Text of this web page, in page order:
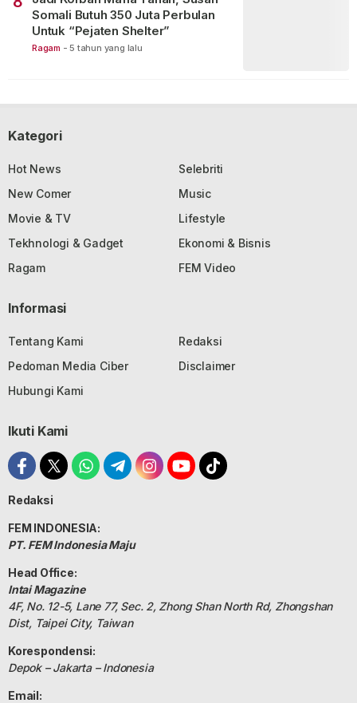
Somali Butuh 350 Juta Perbulan
Untuk “Pejaten Shelter”
Ragam - 5 tahun yang lalu
Kategori
Hot News
Selebriti
New Comer
Music
Movie & TV
Lifestyle
Tekhnologi & Gadget
Ekonomi & Bisnis
Ragam
FEM Video
Informasi
Tentang Kami
Redaksi
Pedoman Media Ciber
Disclaimer
Hubungi Kami
Ikuti Kami
Redaksi
FEM INDONESIA:
PT. FEM Indonesia Maju
Head Office:
Intai Magazine
4F, No. 12-5, Lane 77, Sec. 2, Zhong Shan North Rd, Zhongshan
Dist, Taipei City, Taiwan
Korespondensi:
Depok – Jakarta – Indonesia
Email: